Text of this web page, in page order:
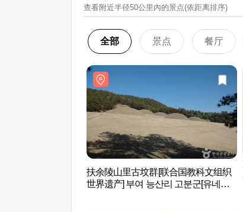
查看附近半径50公里內的景点(依距离排序)
全部 景点 餐厅
扶余陵山里古坟群[联合国教科文组织
世界遗产] 부여 능산리 고분군[유네스